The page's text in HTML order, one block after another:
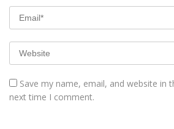
Save my name, email, and website in
next time I comment.